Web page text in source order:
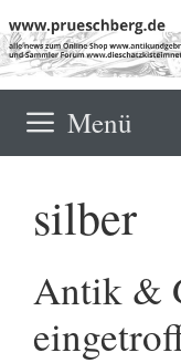
Zum
Inhalt
springen
Menü
silber
Antik &